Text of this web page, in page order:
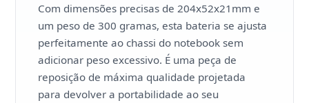
Com dimensões precisas de 204x52x21mm e
um peso de 300 gramas, esta bateria se ajusta
perfeitamente ao chassi do notebook sem
adicionar peso excessivo. É uma peça de
reposição de máxima qualidade projetada
para devolver a portabilidade ao seu